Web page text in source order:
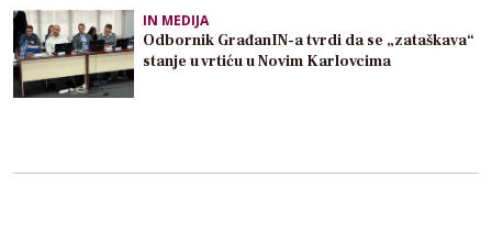
IN MEDIJA
Odbornik GrađanIN-a tvrdi da se „zataškava“
stanje u vrtiću u Novim Karlovcima